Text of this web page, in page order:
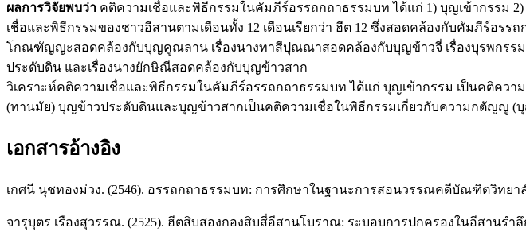
ผลการวิจัยพบว่า คติความเชื่อและพิธีกรรมในคัมภีร์อรรถกถาธรรมบท ได้แก่ 1) บุญเข้ากรรม
เชื่อและพิธีกรรมของชาวอีสานตามเดือนทั้ง 12 เดือนเรียกว่า ฮีต 12 ซึ่งสอดคล้องกับคัมภีร์อ
โกณฑัญญะสอดคล้องกับบุญคูณลาน เรื่องนางทาสีปุณณาสอดคล้องกับบุญข้าวจี่ เรื่องบุรพกรร
ประดับดิน และเรื่องนางยักษิณีสอดคล้องกับบุญข้าวสาก
วิเคราะห์คติความเชื่อและพิธีกรรมในคัมภีร์อรรถกถาธรรมบท ได้แก่ บุญเข้ากรรม เป็นคติค
(ทานมัย) บุญข้าวประดับดินและบุญข้าวสากเป็นคติความเชื่อในพิธีกรรมเกี่ยวกับความกตัญญู
เอกสารอ้างอิง
เกศนี นุชทองม่วง. (2546). อรรถกถาธรรมบท: การศึกษาในฐานะการสอนวรรณคดีบัณฑิตวิทยา
จารุบุตร เรืองสุวรรณ. (2525). ฮีตสิบสองกองสิบสี่อีสานโบราณ: ระบอบการปกครองในอีสานรำ